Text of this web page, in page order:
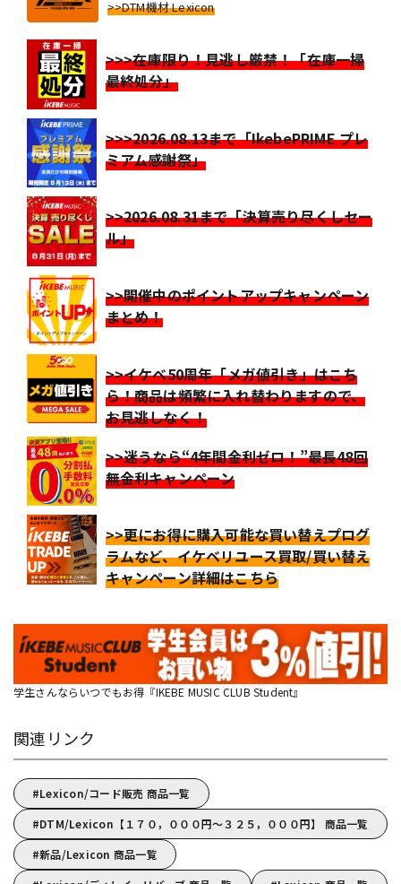
>>DTM機材 Lexicon
>>>在庫限り！見逃し厳禁！「在庫一掃
最終処分」
>>>2026.08.13まで「IkebePRIME プレ
ミアム感謝祭」
>>2026.08.31まで「決算売り尽くしセー
ル」
>>開催中のポイントアップキャンペーン
まとめ！
>>イケベ50周年「メガ値引き」はこち
ら！商品は頻繁に入れ替わりますので、
お見逃しなく！
>>迷うなら“4年間金利ゼロ！”最長48回
無金利キャンペーン
>>更にお得に購入可能な買い替えプログ
ラムなど、イケベリユース買取/買い替え
キャンペーン詳細はこちら
学生さんならいつでもお得『IKEBE MUSIC CLUB Student』
関連リンク
Lexicon/コード販売 商品一覧
DTM/Lexicon【１７０，０００円～３２５，０００円】 商品一覧
新品/Lexicon 商品一覧